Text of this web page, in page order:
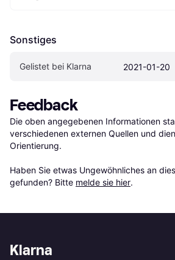
Sonstiges
Gelistet bei Klarna 2021-01-20
Feedback
Die oben angegebenen Informationen
verschiedenen externen Quellen und
Orientierung.
Haben Sie etwas Ungewöhnliches an
gefunden? Bitte melde sie hier.
Klarna